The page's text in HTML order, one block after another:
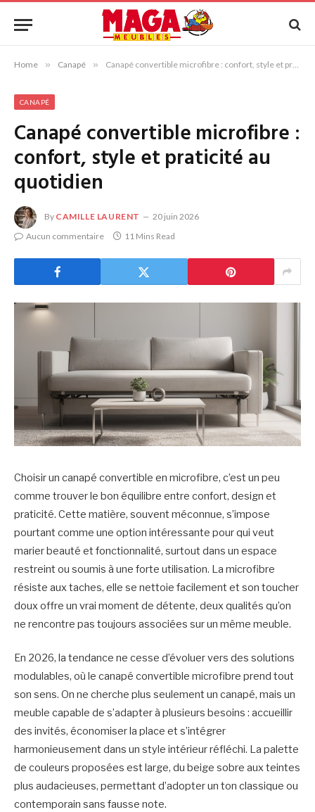
Home » Canapé » Canapé convertible microfibre : confort, style et praticité au quotidien
CANAPÉ
Canapé convertible microfibre :
confort, style et praticité au
quotidien
By CAMILLE LAURENT
20 juin 2026
Aucun commentaire
11 Mins Read
Choisir un canapé convertible en microfibre, c’est un peu
comme trouver le bon équilibre entre confort, design et
praticité. Cette matière, souvent méconnue, s’impose
pourtant comme une option intéressante pour qui veut
marier beauté et fonctionnalité, surtout dans un espace
restreint ou soumis à une forte utilisation. La microfibre
résiste aux taches, elle se nettoie facilement et son toucher
doux offre un vrai moment de détente, deux qualités qu’on
ne rencontre pas toujours associées sur un même meuble.
En 2026, la tendance ne cesse d’évoluer vers des solutions
modulables, où le canapé convertible microfibre prend tout
son sens. On ne cherche plus seulement un canapé, mais un
meuble capable de s’adapter à plusieurs besoins : accueillir
des invités, économiser la place et s’intégrer
harmonieusement dans un style intérieur réfléchi. La palette
de couleurs proposées est large, du beige sobre aux teintes
plus audacieuses, permettant d’adopter un ton classique ou
contemporain sans fausse note.